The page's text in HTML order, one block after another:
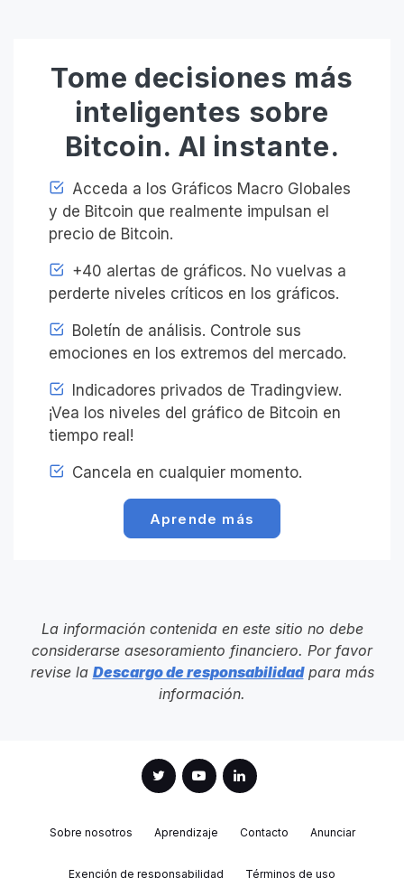
Tome decisiones más
inteligentes sobre
Bitcoin. Al instante.
Acceda a los Gráficos Macro Globales
y de Bitcoin que realmente impulsan el
precio de Bitcoin.
+40 alertas de gráficos. No vuelvas a
perderte niveles críticos en los gráficos.
Boletín de análisis. Controle sus
emociones en los extremos del mercado.
Indicadores privados de Tradingview.
¡Vea los niveles del gráfico de Bitcoin en
tiempo real!
Cancela en cualquier momento.
Aprende más
La información contenida en este sitio no debe
considerarse asesoramiento financiero. Por favor
revise la Descargo de responsabilidadpara más
información.
Sobre nosotros Aprendizaje Contacto Anunciar
Exención de responsabilidad Términos de uso